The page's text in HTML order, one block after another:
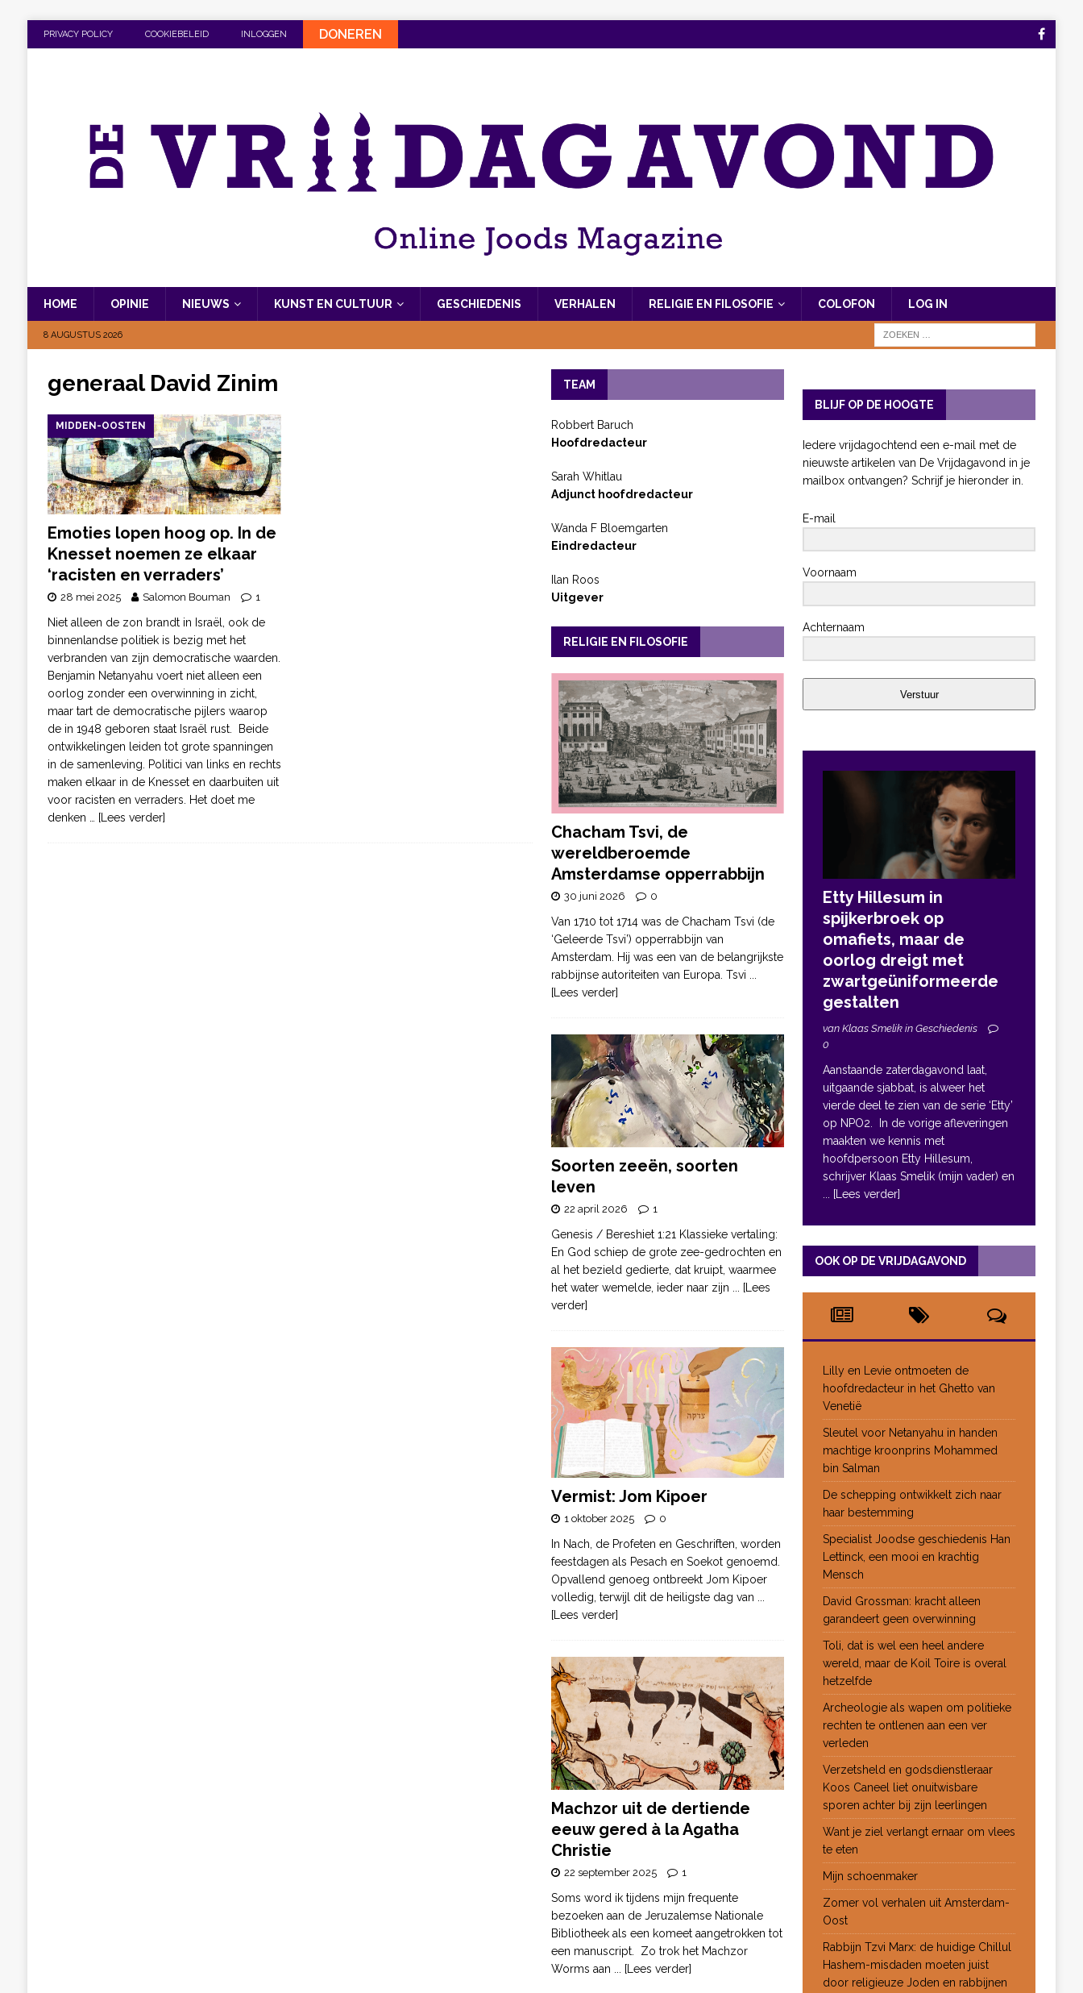
PRIVACY POLICY COOKIEBELEID INLOGGEN DONEREN
HOME OPINIE NIEUWS KUNST EN CULTUUR GESCHIEDENIS VERHALEN RELIGIE EN FILOSOFIE COLOFON LOG IN
8 AUGUSTUS 2026
generaal David Zinim
MIDDEN-OOSTEN
Emoties lopen hoog op. In de
Knesset noemen ze elkaar
‘racisten en verraders’
28 mei 2025 Salomon Bouman 1
Niet alleen de zon brandt in Israël, ook de
binnenlandse politiek is bezig met het
verbranden van zijn democratische waarden.
Benjamin Netanyahu voert niet alleen een
oorlog zonder een overwinning in zicht,
maar tart de democratische pijlers waarop
de in 1948 geboren staat Israël rust. Beide
ontwikkelingen leiden tot grote spanningen
in de samenleving. Politici van links en rechts
maken elkaar in de Knesset en daarbuiten uit
voor racisten en verraders. Het doet me
denken
… [Lees verder]
TEAM
Robbert Baruch
Hoofdredacteur
Sarah Whitlau
Adjunct hoofdredacteur
Wanda F Bloemgarten
Eindredacteur
Ilan Roos
Uitgever
RELIGIE EN FILOSOFIE
Chacham Tsvi, de
wereldberoemde
Amsterdamse opperrabbijn
30 juni 2026 0
Van 1710 tot 1714 was de Chacham Tsvi (de
‘Geleerde Tsvi’) opperrabbijn van
Amsterdam. Hij was een van de belangrijkste
rabbijnse autoriteiten van Europa. Tsvi
[Lees verder]
Soorten zeeën, soorten
leven
22 april 2026 1
Genesis / Bereshiet 1:21 Klassieke vertaling:
En God schiep de grote zee-gedrochten en
al het bezield gedierte, dat kruipt, waarmee
het water wemelde, ieder naar zijn ... [Lees
verder]
Vermist: Jom Kipoer
1 oktober 2025 0
In Nach, de Profeten en Geschriften, worden
feestdagen als Pesach en Soekot genoemd.
Opvallend genoeg ontbreekt Jom Kipoer
volledig, terwijl dit de heiligste dag van
[Lees verder]
Machzor uit de dertiende
eeuw gered à la Agatha
Christie
22 september 2025 1
Soms word ik tijdens mijn frequente
bezoeken aan de Jeruzalemse Nationale
Bibliotheek als een komeet aangetrokken tot
een manuscript. Zo trok het Machzor
Worms aan ... [Lees verder]
BLIJF OP DE HOOGTE
Iedere vrijdagochtend een e-mail met de
nieuwste artikelen van De Vrijdagavond in je
mailbox ontvangen? Schrijf je hieronder in.
E-mail
Voornaam
Achternaam
Verstuur
Etty Hillesum in
spijkerbroek op
omafiets, maar de
oorlog dreigt met
zwartgeüniformeerde
gestalten
van Klaas Smelik in Geschiedenis
0
Aanstaande zaterdagavond laat,
uitgaande sjabbat, is alweer het
vierde deel te zien van de serie ‘Etty’
op NPO2. In de vorige afleveringen
maakten we kennis met
hoofdpersoon Etty Hillesum,
schrijver Klaas Smelik (mijn vader) en
... [Lees verder]
OOK OP DE VRIJDAGAVOND
Lilly en Levie ontmoeten de
hoofdredacteur in het Ghetto van
Venetië
Sleutel voor Netanyahu in handen
machtige kroonprins Mohammed
bin Salman
De schepping ontwikkelt zich naar
haar bestemming
Specialist Joodse geschiedenis Han
Lettinck, een mooi en krachtig
Mensch
David Grossman: kracht alleen
garandeert geen overwinning
Toli, dat is wel een heel andere
wereld, maar de Koil Toire is overal
hetzelfde
Archeologie als wapen om politieke
rechten te ontlenen aan een ver
verleden
Verzetsheld en godsdienstleraar
Koos Caneel liet onuitwisbare
sporen achter bij zijn leerlingen
Want je ziel verlangt ernaar om vlees
te eten
Mijn schoenmaker
Zomer vol verhalen uit Amsterdam-
Oost
Rabbijn Tzvi Marx: de huidige Chillul
Hashem-misdaden moeten juist
door religieuze Joden en rabbijnen